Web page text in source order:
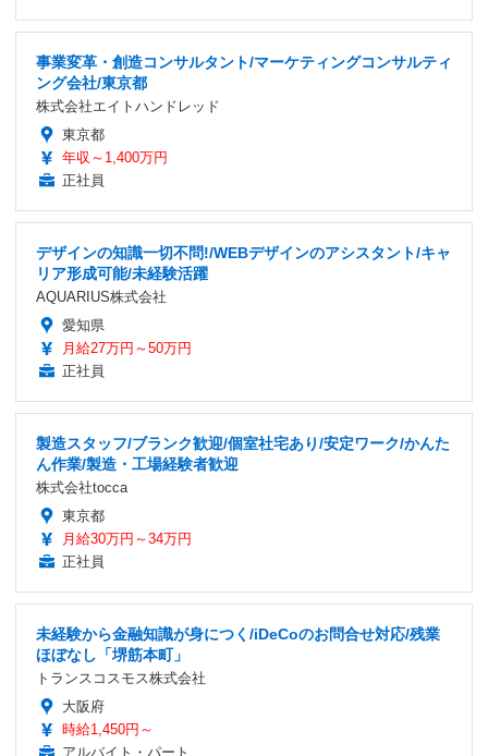
事業変革・創造コンサルタント/マーケティングコンサルティ
ング会社/東京都
株式会社エイトハンドレッド
東京都
年収～1,400万円
正社員
デザインの知識一切不問!/WEBデザインのアシスタント/キャ
リア形成可能/未経験活躍
AQUARIUS株式会社
愛知県
月給27万円～50万円
正社員
製造スタッフ/ブランク歓迎/個室社宅あり/安定ワーク/かんた
ん作業/製造・工場経験者歓迎
株式会社tocca
東京都
月給30万円～34万円
正社員
未経験から金融知識が身につく/iDeCoのお問合せ対応/残業
ほぼなし「堺筋本町」
トランスコスモス株式会社
大阪府
時給1,450円～
アルバイト・パート